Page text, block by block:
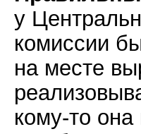
у
комиссии
на месте
кому-то